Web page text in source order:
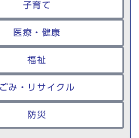
子育て
医療・健康
福祉
ごみ・リサイクル
防災